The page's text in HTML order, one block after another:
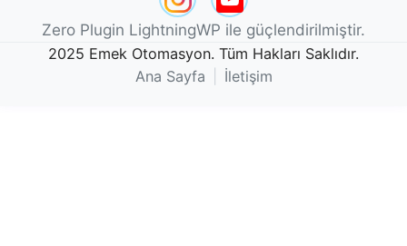
Zero Plugin LightningWP ile güçlendirilmiştir.
2025 Emek Otomasyon. Tüm Hakları Saklıdır.
Ana Sayfa
İletişim